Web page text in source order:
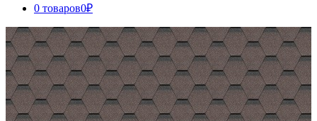
0 товаров0₽
Close
Button